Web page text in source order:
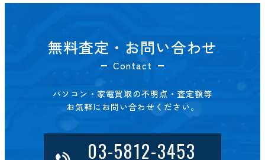
無料査定・お問い合わせ
Contact
パソコン・家電買取の不明点・査定額等
お気軽にお問い合わせください。
03-5812-3453